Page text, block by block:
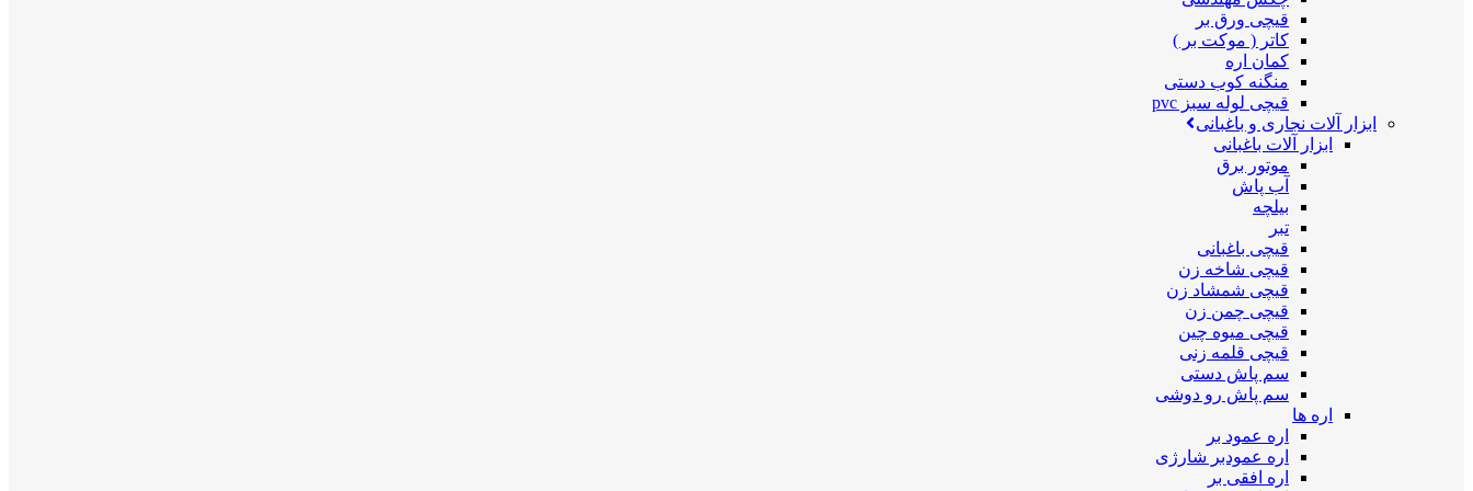
قیچی ورق بر
کاتر ( موکت بر )
کمان اره
منگنه کوب دستی
قیچی لوله سبز pvc
ابزار آلات نجاری و باغبانی
ابزار آلات باغبانی
موتور برق
آب پاش
بیلچه
تبر
قیچی باغبانی
قیچی شاخه زن
قیچی شمشاد زن
قیچی چمن زن
قیچی میوه چین
قیچی قلمه زنی
سم پاش دستی
سم پاش رو دوشی
اره ها
اره عمود بر
اره عمودبر شارژی
اره افقی بر